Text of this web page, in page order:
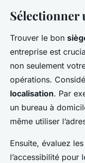
Sélectionner
Trouver le bon
entreprise est
non seulement
opérations.
localisation. Par
un bureau à
même utiliser
Ensuite, évaluez les
l’accessibilité pour